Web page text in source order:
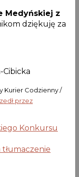
Medyńskiej z
dziękuję za
Cibicka
Kurier Codzienny /
przez
Konkursu